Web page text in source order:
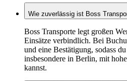
Wie zuverlässig ist Boss
Boss Transporte legt großen
Einsätze verbindlich. Bei
und eine Bestätigung, sodass
insbesondere in Berlin, mit
kannst.